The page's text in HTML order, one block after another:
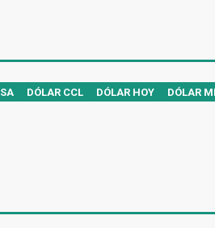
DÓLAR CCL DÓLAR HOY DÓLAR